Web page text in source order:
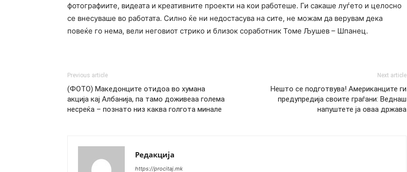
фотографиите, видеата и креативните проекти на кои работеше. Ги сакаше луѓето и целосно
се внесуваше во работата. Силно ќе ни недостасува на сите, не можам да верувам дека
повеќе го нема, вели неговиот стрико и близок соработник Томе Љушев – Шпанец.
Previous article
(ФОТО) Македонците отидоа во хумана
акција кај Албанија, па тамо доживеаа голема
несреќа – познато низ каква голгота минале
Next article
Нешто се подготвува! Американците ги
предупредија своите граѓани: Веднаш
напуштете ја оваа држава
Редакција
https://procitaj.mk